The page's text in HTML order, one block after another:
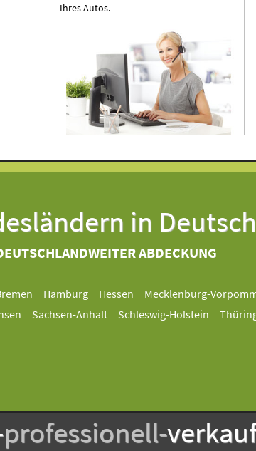
Ihres Autos.
in
ABDECKUNG
Hamburg Hessen Mecklenburg-
Sachsen-Anhalt Schleswig-Holstein
professionell-